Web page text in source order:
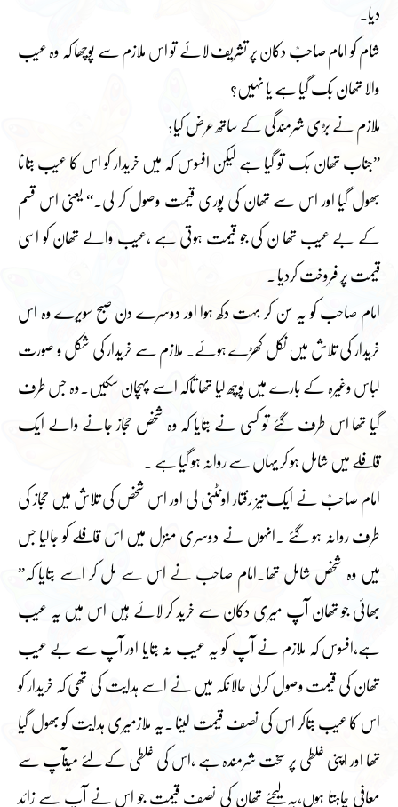
دیا۔
شام کو امام صاحبؒ دکان پر تشریف لائے تو اس ملازم سے پوچھا کہ وہ عیب
والا تھان بک گیا ہے یا نہیں؟
ملازم نے بڑی شرمندگی کے ساتھ عرض کیا:
”جناب تھان بک تو گیا ہے لیکن افسوس کہ میں خریدار کو اس کا عیب بتانا
بھول گیا اور اس سے تھان کی پوری قیمت وصول کر لی۔“ یعنی اس قسم
کے بے عیب تھا ن کی جو قیمت ہوتی ہے ،عیب والے تھان کو اسی
قیمت پر فروخت کردیا ۔
امام صاحب کو یہ سن کر بہت دکھ ہوا اور دوسرے دن صبح سویرے وہ اس
خریدار کی تلاش میں نکل کھڑے ہوئے۔ ملازم سے خریدار کی شکل و صورت
لباس وغیرہ کے بارے میں پوچھ لیا تھا تاکہ اسے پہچان سکیں۔وہ جس طرف
گیا تھا اس طرف گئے تو کسی نے بتایا کہ وہ شخص حجاز جانے والے ایک
قافلے میں شامل ہو کر یہاں سے روانہ ہو گیا ہے ۔
امام صاحبؒ نے ایک تیز رفتار اونٹنی لی اور اس شخص کی تلاش میں حجاز کی
طرف روانہ ہو گئے ۔انہوں نے دوسری منزل میں اس قافلے کو جالیا جس
میں وہ شخص شامل تھا۔امام صاحب نے اس سے مل کر اسے بتایا کہ”
بھائی جو تھان آپ میری دکان سے خرید کر لائے ہیں اس میں یہ عیب
ہے،افسوس کہ ملازم نے آپ کو یہ عیب نہ بتایا اور آپ سے بے عیب
تھان کی قیمت وصول کرلی حالانکہ میں نے اسے ہدایت کی تھی کہ خریدار کو
اس کا عیب بتاکر اس کی نصف قیمت لینا ۔یہ ملازمیری ہدایت کو بھول گیا
تھا اور اپنی غلطی پر سخت شرمندہ ہے ،اس کی غلطی کے لئے میںآپ سے
معافی چاہتا ہوں،یہ لیجئے تھان کی نصف قیمت جو اس نے آپ سے زائد